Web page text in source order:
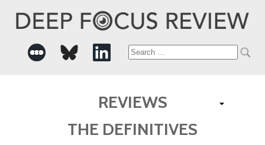
Search
REVIEWS
THE DEFINITIVES